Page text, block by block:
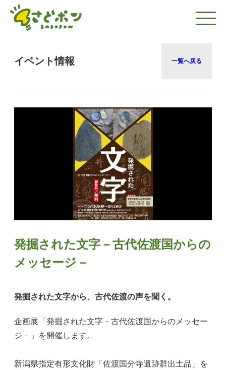
イベント情報 一覧へ戻る
発掘された文字－古代佐渡国からの
メッセージ－
発掘された文字から、古代佐渡の声を聞く。
企画展「発掘された文字－古代佐渡国からのメッセー
ジ－」を開催します。
新潟県指定有形文化財「佐渡国分寺遺跡群出土品」を